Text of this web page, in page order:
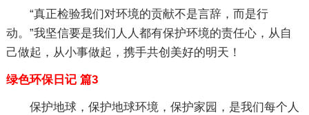
“真正检验我们对环境的贡献不是言辞，而是行
动。”我坚信要是我们人人都有保护环境的责任心，从自
己做起，从小事做起，携手共创美好的明天！
绿色环保日记 篇3
保护地球，保护地球环境，保护家园，是我们每个人